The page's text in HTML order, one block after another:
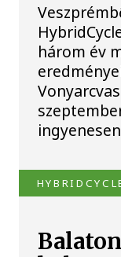
három év